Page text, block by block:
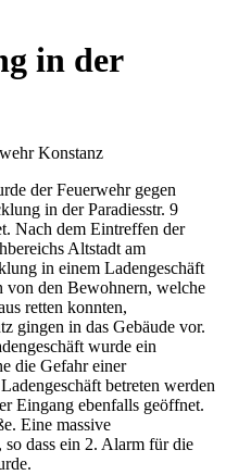
in der
Konstanz
der Feuerwehr gegen
in der Paradiesstr. 9
Nach dem Eintreffen der
Altstadt am
in einem Ladengeschäft
von den Bewohnern, welche
retten konnten,
gingen in das Gebäude vor.
wurde ein
die Gefahr einer
betreten werden
Eingang ebenfalls geöffnet.
Eine massive
dass ein 2. Alarm für die